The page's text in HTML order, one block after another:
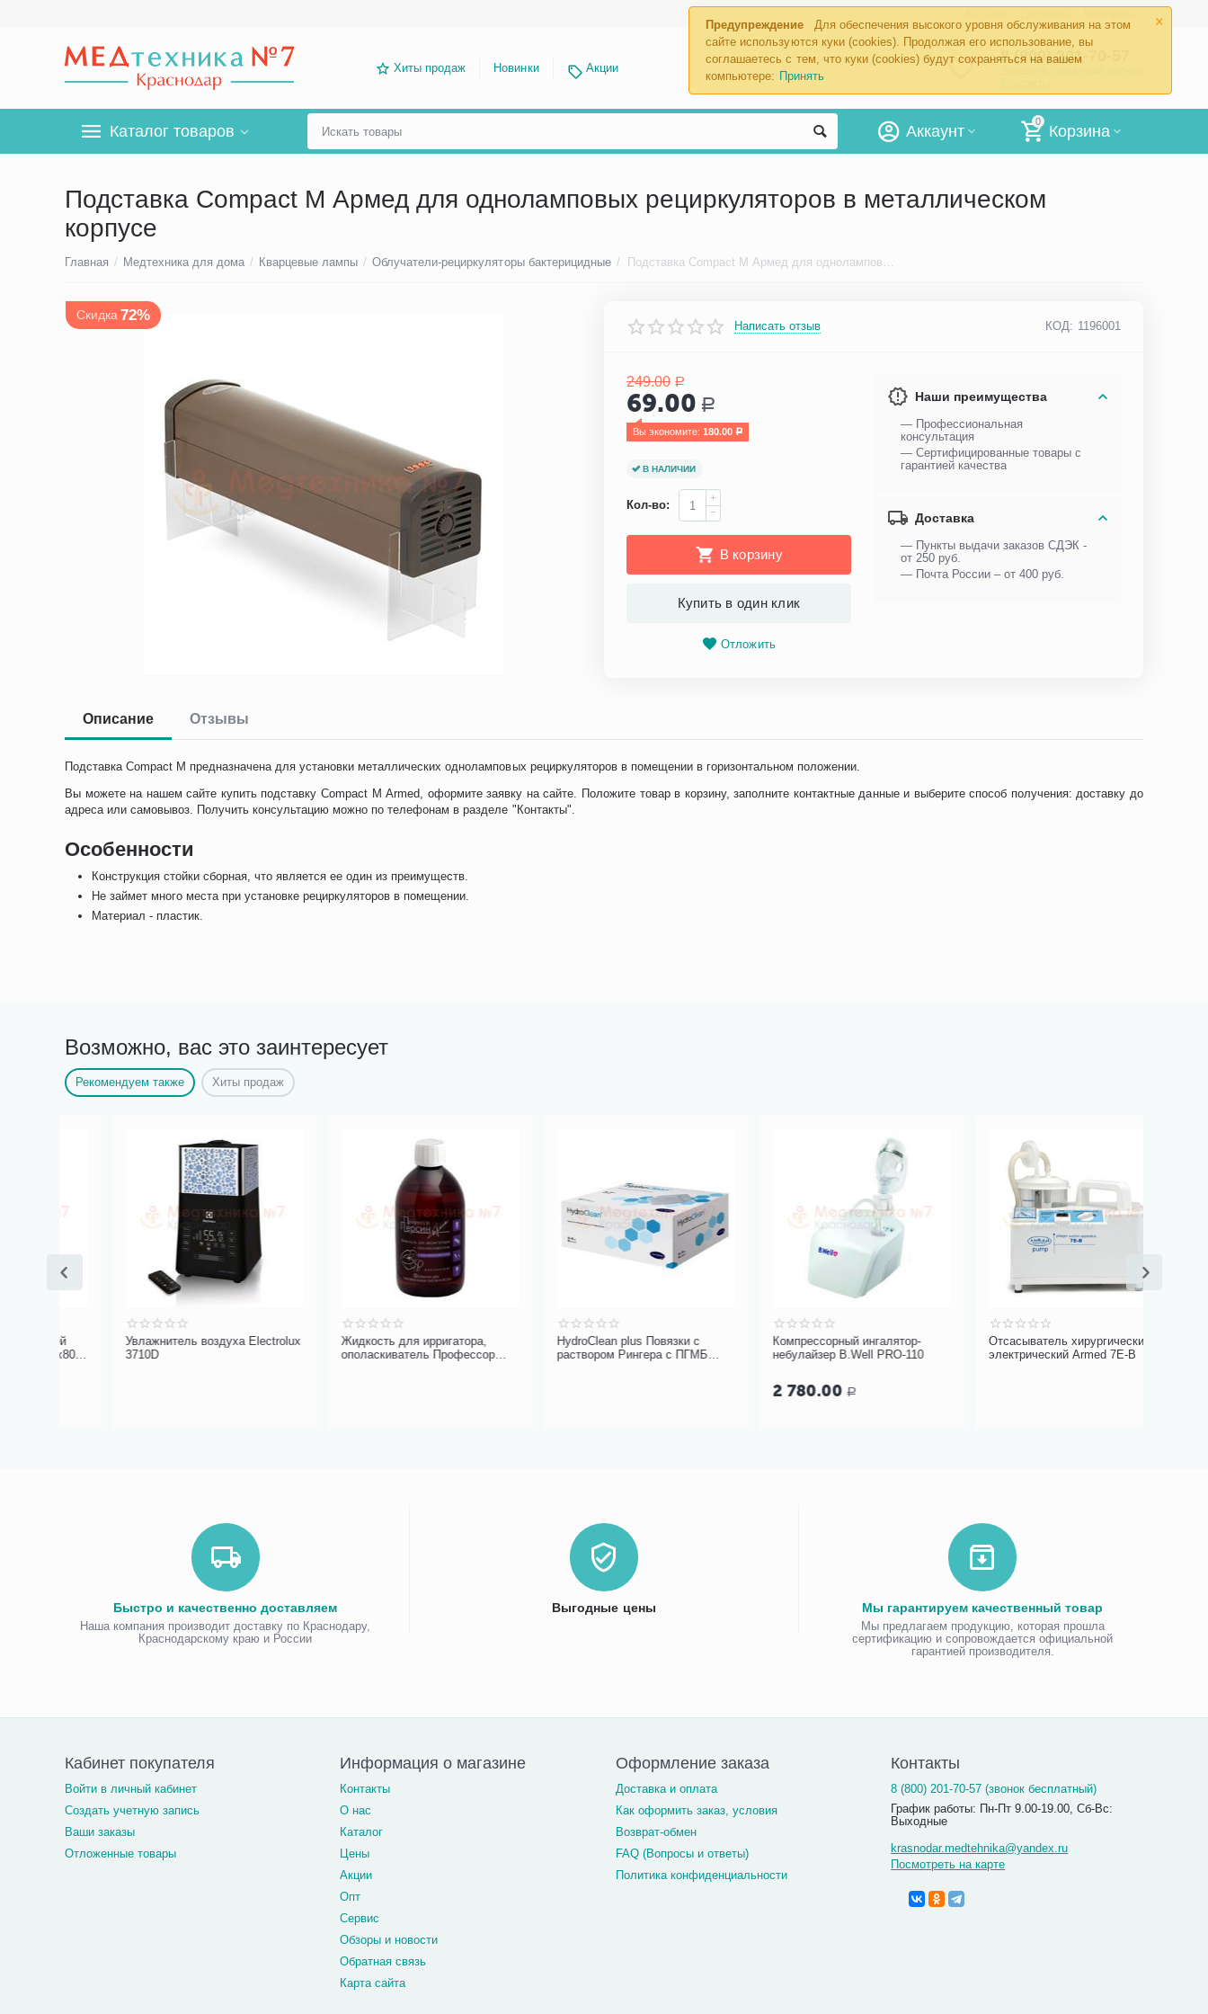
×
Предупреждение
Для обеспечения высокого уровня обслуживания на этом
сайте используются куки (cookies). Продолжая его использование, вы
соглашаетесь с тем, что куки (cookies) будут сохраняться на вашем
компьютере: Принять
Хиты продаж Новинки Акции
8 (800) 201-70-57
Каталог товаров
0
Корзина
Аккаунт
Подставка Compact М Армед для одноламповых рециркуляторов в металлическом
корпусе
Главная / Медтехника для дома / Кварцевые лампы / Облучатели-рециркуляторы бактерицидные / Подставка Compact М Армед для одноламповых рециркуляторов в металлическом корпусе
Скидка 72%
Написать отзыв КОД: 1196001
249.00 Р
69.00 Р
Вы экономите: 180.00 Р
В НАЛИЧИИ
Кол-во:
+
−
В корзину
Купить в один клик
Отложить
Наши преимущества
— Профессиональная
консультация
— Сертифицированные товары с
гарантией качества
Доставка
— Пункты выдачи заказов СДЭК -
от 250 руб.
— Почта России – от 400 руб.
Описание Отзывы
Подставка Compact М предназначена для установки металлических одноламповых рециркуляторов в помещении в горизонтальном положении.
Вы можете на нашем сайте купить подставку Compact М Armed, оформите заявку на сайте. Положите товар в корзину, заполните контактные данные и выберите способ получения: доставку до
адреса или самовывоз. Получить консультацию можно по телефонам в разделе "Контакты".
Особенности
Конструкция стойки сборная, что является ее один из преимуществ.
Не займет много места при установке рециркуляторов в помещении.
Материал - пластик.
Возможно, вас это заинтересует
Рекомендуем также Хиты продаж
Увлажнитель воздуха Electrolux
3710D
Жидкость для ирригатора,
ополаскиватель Профессор
HydroClean plus Повязки с
раствором Рингера с ПГМБ
Компрессорный ингалятор-
небулайзер B.Well PRO-110
2 780.00 Р
Отсасыватель хирургический
электрический Armed 7E-B
Быстро и качественно доставляем
Наша компания производит доставку по Краснодару,
Краснодарскому краю и России
Выгодные цены Мы гарантируем качественный товар
Мы предлагаем продукцию, которая прошла
сертификацию и сопровождается официальной
гарантией производителя.
Кабинет покупателя
Войти в личный кабинет
Создать учетную запись
Ваши заказы
Отложенные товары
Информация о магазине
Контакты
О нас
Каталог
Цены
Акции
Опт
Сервис
Обзоры и новости
Обратная связь
Карта сайта
Оформление заказа
Доставка и оплата
Как оформить заказ, условия
Возврат-обмен
FAQ (Вопросы и ответы)
Политика конфиденциальности
Контакты
8 (800) 201-70-57 (звонок бесплатный)
График работы: Пн-Пт 9.00-19.00, Сб-Вс:
Выходные
krasnodar.medtehnika@yandex.ru
Посмотреть на карте